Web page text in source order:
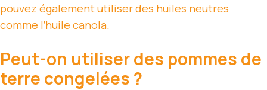
pouvez également utiliser des huiles neutres
comme l’huile canola.
Peut-on utiliser des pommes de
terre congelées ?